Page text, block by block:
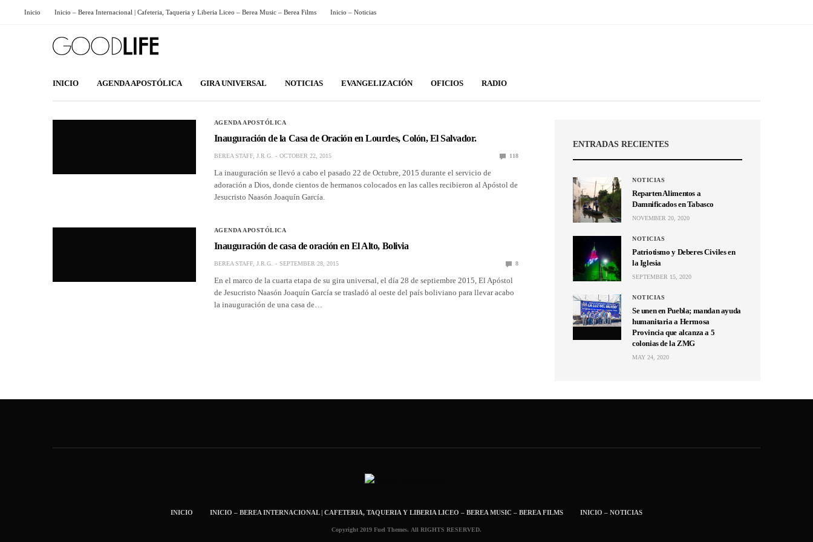
Inicio Inicio – Berea Internacional | Cafeteria, Taqueria y Liberia Liceo – Berea Music – Berea Films Inicio – Noticias
INICIO AGENDA APOSTÓLICA GIRA UNIVERSAL NOTICIAS EVANGELIZACIÓN OFICIOS RADIO
AGENDA APOSTÓLICA
Inauguración de la Casa de Oración en Lourdes, Colón, El Salvador.
BEREA STAFF, J.R.G. OCTOBER 22, 2015 118
La inauguración se llevó a cabo el pasado 22 de Octubre, 2015 durante el servicio de
adoración a Dios, donde cientos de hermanos colocados en las calles recibieron al Apóstol de
Jesucristo Naasón Joaquín García.
AGENDA APOSTÓLICA
Inauguración de casa de oración en El Alto, Bolivia
BEREA STAFF, J.R.G. SEPTEMBER 28, 2015 8
En el marco de la cuarta etapa de su gira universal, el día 28 de septiembre 2015, El Apóstol
de Jesucristo Naasón Joaquín García se trasladó al oeste del país boliviano para llevar acabo
la inauguración de una casa de…
ENTRADAS RECIENTES
NOTICIAS
Reparten Alimentos a
Damnificados en Tabasco
NOVEMBER 20, 2020
NOTICIAS
Patriotismo y Deberes Civiles en
la Iglesia
SEPTEMBER 15, 2020
NOTICIAS
Se unen en Puebla; mandan ayuda
humanitaria a Hermosa
Provincia que alcanza a 5
colonias de la ZMG
MAY 24, 2020
INICIO INICIO – BEREA INTERNACIONAL | CAFETERIA, TAQUERIA Y LIBERIA LICEO – BEREA MUSIC – BEREA FILMS INICIO – NOTICIAS
Copyright 2019 Fuel Themes. All RIGHTS RESERVED.